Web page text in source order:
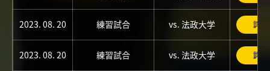
2023. 08. 20 練習試合 vs. 法政大学 詳細
2023. 08. 20 練習試合 vs. 法政大学 詳細